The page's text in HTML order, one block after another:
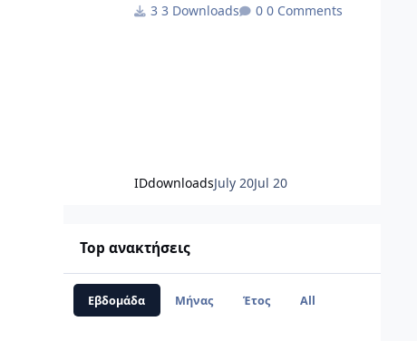
3 Downloads 0 Comments
IDdownloadsJuly 20Jul 20
Top ανακτήσεις
Εβδομάδα Μήνας Έτος All